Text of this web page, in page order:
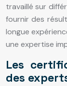
travaillé sur
fournir des
longue
une expertise
Les
des